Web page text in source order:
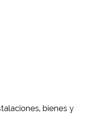
bienes y